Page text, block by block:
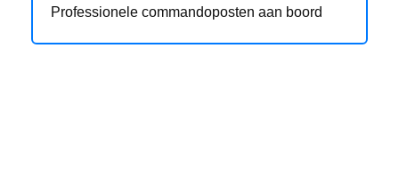
Professionele commandoposten aan boord